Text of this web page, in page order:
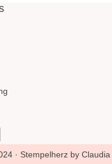
· Stempelherz by